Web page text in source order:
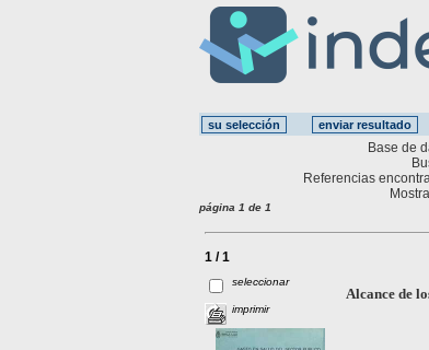
Base de
Referencias
página 1 de 1
1 / 1
seleccionar
imprimir
Alcance de